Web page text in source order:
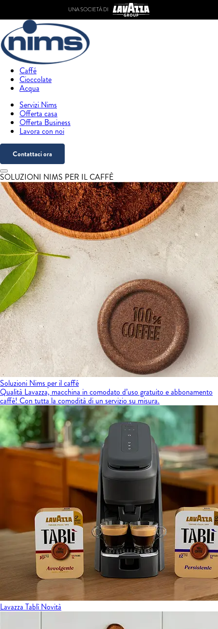
UNA SOCIETÀ DI
Caffé
Cioccolate
Acqua
Servizi Nims
Offerta casa
Offerta Business
Lavora con noi
Contattaci ora
SOLUZIONI NIMS PER IL CAFFÈ
Soluzioni Nims per il caffé
Qualità Lavazza, macchina in comodato d’uso gratuito e abbonamento
caffè! Con tutta la comodità di un servizio su misura.
Lavazza Tablì Novità